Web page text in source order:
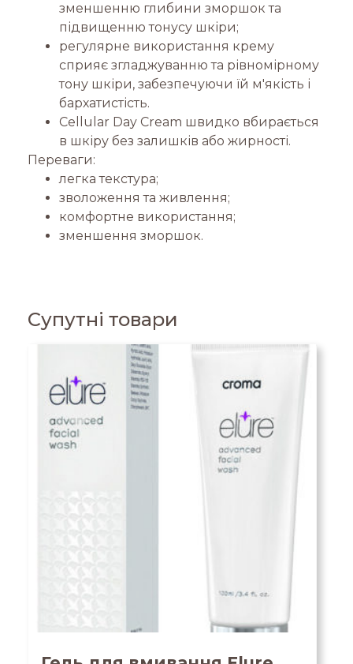
зменшенню глибини зморшок та
підвищенню тонусу шкіри;
регулярне використання крему
сприяє згладжуванню та рівномірному
тону шкіри, забезпечуючи їй м'якість і
бархатистість.
Cellular Day Cream швидко вбирається
в шкіру без залишків або жирності.
Переваги:
легка текстура;
зволоження та живлення;
комфортне використання;
зменшення зморшок.
Супутні товари